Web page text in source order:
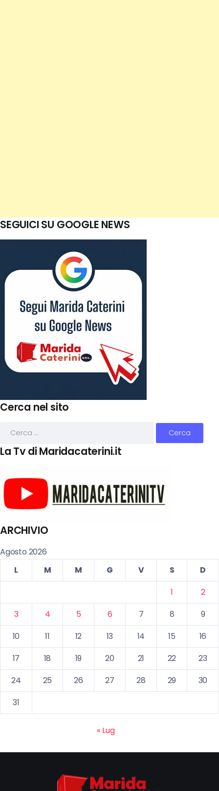
SEGUICI SU GOOGLE NEWS
Cerca nel sito
La Tv di Maridacaterini.it
ARCHIVIO
Agosto 2026
L
M M G V S
D
1
2
3
4 5 6 7 8
9
10
11 12 13 14 15
16
17
18 19 20 21 22
23
24
25 26 27 28 29
30
31
« Lug